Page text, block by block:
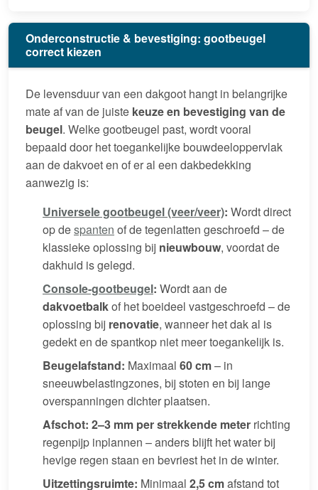
Onderconstructie & bevestiging: gootbeugel
correct kiezen
De levensduur van een dakgoot hangt in belangrijke
mate af van de juiste keuze en bevestiging van de
beugel. Welke gootbeugel past, wordt vooral
bepaald door het toegankelijke bouwdeeloppervlak
aan de dakvoet en of er al een dakbedekking
aanwezig is:
Universele gootbeugel (veer/veer): Wordt direct
op despanten of de tegenlatten geschroefd – de
klassieke oplossing bij nieuwbouw, voordat de
dakhuid is gelegd.
Console-gootbeugel: Wordt aan de
dakvoetbalkof het boeideel vastgeschroefd – de
oplossing bij renovatie, wanneer het dak al is
gedekt en de spantkop niet meer toegankelijk is.
Beugelafstand: Maximaal 60 cm– in
sneeuwbelastingzones, bij stoten en bij lange
overspanningen dichter plaatsen.
Afschot: 2–3 mm per strekkende meter richting
regenpijp inplannen – anders blijft het water bij
hevige regen staan en bevriest het in de winter.
Uitzettingsruimte: Minimaal 2,5 cmafstand tot